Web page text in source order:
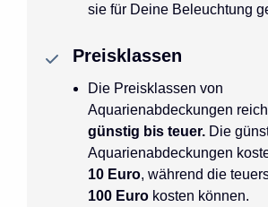
sie für Deine Beleuchtung
Preisklassen
Die Preisklassen von
Aquarienabdeckungen
günstig bis teuer. Die
Aquarienabdeckungen
10 Euro, während die
100 Euro kosten können.